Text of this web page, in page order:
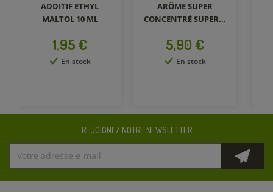
ADDITIF ETHYL
MALTOL 10 ML
Prix
1,95 €
En stock
ARÔME SUPER
CONCENTRÉ SUPER...
Prix
5,90 €
En stock
REJOIGNEZ NOTRE NEWSLETTER